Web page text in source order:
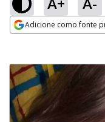
Adicione como fonte